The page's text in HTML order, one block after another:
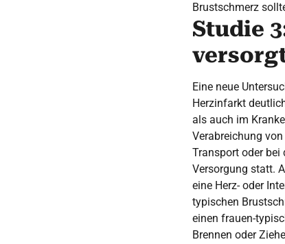
Brustschmerz
Studie
Eine neue
Herzinfarkt
als auch im
Verabreichung
Transport oder bei
Versorgung statt.
eine Herz- oder
typischen
einen frauen-
Brennen oder